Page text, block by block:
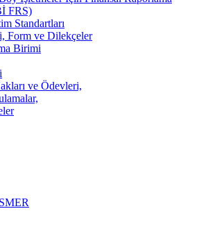
FRS)
Standartları
Form ve Dilekçeler
Birimi
ve Ödevleri,